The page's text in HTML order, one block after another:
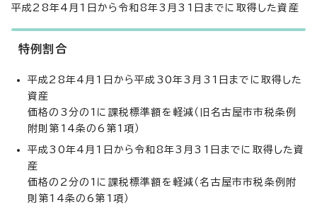
平成28年4月1日から令和8年3月31日までに取得した資産
特例割合
平成28年4月1日から平成30年3月31日までに取得した
資産
価格の3分の1に課税標準額を軽減（旧名古屋市市税条例
附則第14条の6第1項）
平成30年4月1日から令和8年3月31日までに取得した資
産
価格の2分の1に課税標準額を軽減（名古屋市市税条例附
則第14条の6第1項）